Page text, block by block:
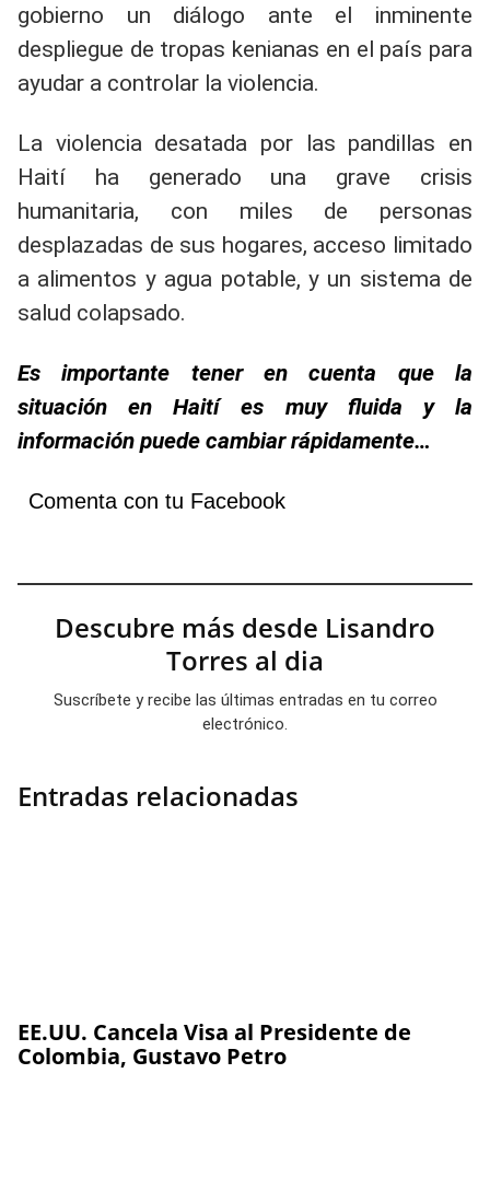
gobierno un diálogo ante el inminente
despliegue de tropas kenianas en el país para
ayudar a controlar la violencia.
La violencia desatada por las pandillas en
Haití ha generado una grave crisis
humanitaria, con miles de personas
desplazadas de sus hogares, acceso limitado
a alimentos y agua potable, y un sistema de
salud colapsado.
Es importante tener en cuenta que la
situación en Haití es muy fluida y la
información puede cambiar rápidamente…
Comenta con tu Facebook
Descubre más desde Lisandro
Torres al dia
Suscríbete y recibe las últimas entradas en tu correo
electrónico.
Entradas relacionadas
EE.UU. Cancela Visa al Presidente de
Colombia, Gustavo Petro